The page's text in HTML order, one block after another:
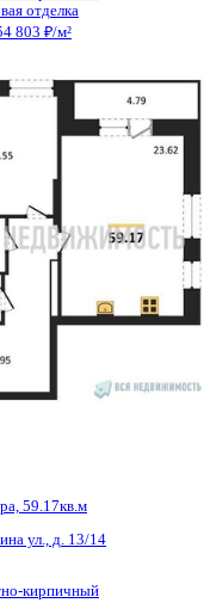
41.96кв.м
60-летия СССР, д. 10а
отделка